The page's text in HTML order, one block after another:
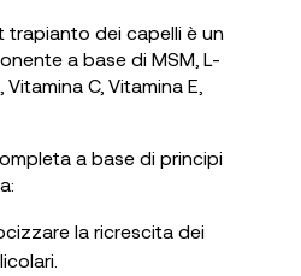
trapianto dei capelli è un
a base di MSM, L-
C, Vitamina E,
a base di principi
la ricrescita dei